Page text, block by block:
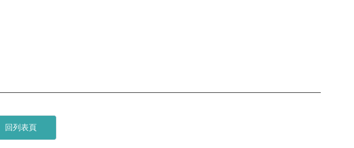
回列表頁